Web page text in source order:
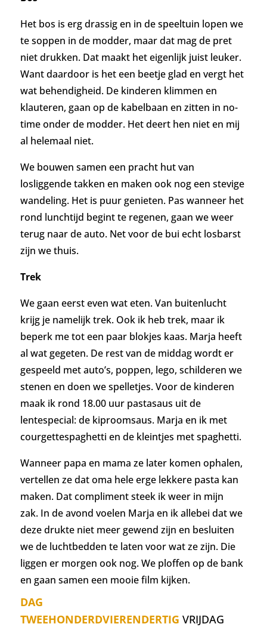
Het bos is erg drassig en in de speeltuin lopen we
te soppen in de modder, maardat mag de pret
niet drukken. Dat maakt het eigenlijk juist leuker.
Want daardoor is het een beetje glad en vergt het
wat behendigheid. De kinderen klimmen en
klauteren, gaan op de kabelbaan en zitten in no-
time onder de modder. Het deert hen niet en mij
al helemaal niet.
We bouwen samen een pracht hut van
losliggende takken en maken ook nog een stevige
wandeling. Het is puur genieten. Pas wanneer het
rond lunchtijd begint te regenen, gaan we weer
terug naar de auto. Net voor de bui echt losbarst
zijn we thuis.
Trek
We gaan eerst even wat eten. Van buitenlucht
krijg je namelijk trek. Ook ik heb trek, maar ik
beperk me tot een paar blokjes kaas. Marja heeft
al wat gegeten. De rest van de middag wordt er
gespeeld met auto’s, poppen, lego, schilderen we
stenen en doen we spelletjes. Voor de kinderen
maak ik rond 18.00 uur pastasaus uit de
lentespecial: de kiproomsaus. Marja en ik met
courgettespaghetti en de kleintjes met spaghetti.
Wanneer papa en mama ze later komen ophalen,
vertellen ze dat oma hele erge lekkere pasta kan
maken. Dat compliment steek ik weer in mijn
zak. In de avond voelen Marja en ik allebei dat we
deze drukte niet meer gewend zijn en besluiten
we de luchtbedden te laten voor wat ze zijn. Die
liggen er morgen ook nog. We ploffen op de bank
en gaan samen een mooie film kijken.
DAG
TWEEHONDERDVIERENDERTIGVRIJDAG